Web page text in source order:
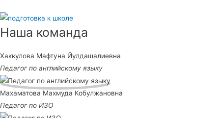
Наша команда
Хаккулова Мафтуна Йулдашалиевна
Педагог по английскому языку
Махаматова Махмуда Кобулжановна
Педагог по ИЗО